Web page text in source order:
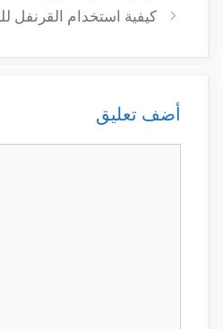
كيفية استخدام القرنفل
أضف تعليق